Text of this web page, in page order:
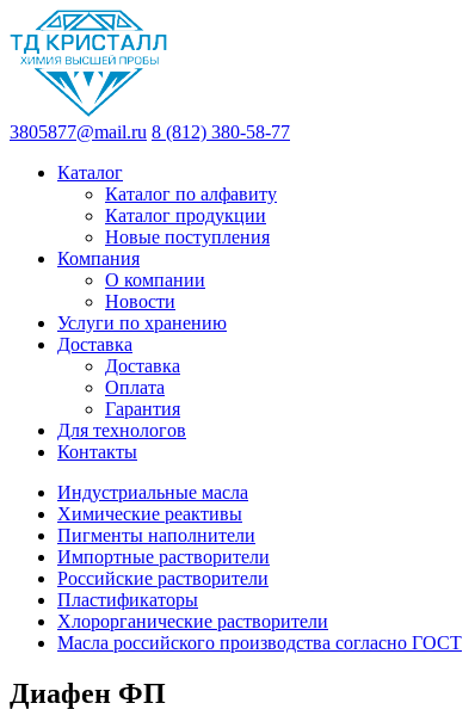
3805877@mail.ru 8 (812) 380-58-77
Каталог
Каталог по алфавиту
Каталог продукции
Новые поступления
Компания
О компании
Новости
Услуги по хранению
Доставка
Доставка
Оплата
Гарантия
Для технологов
Контакты
Индустриальные масла
Химические реактивы
Пигменты наполнители
Импортные растворители
Российские растворители
Пластификаторы
Хлорорганические растворители
Масла российского производства согласно ГОСТ
Диафен ФП